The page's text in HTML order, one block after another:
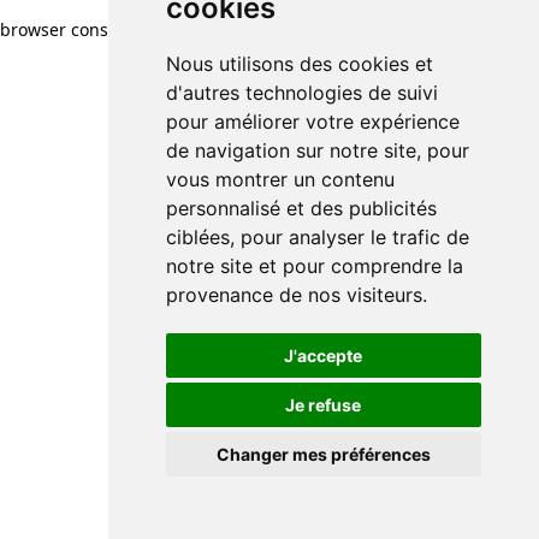
cookies
Nous utilisons des cookies et
d'autres technologies de suivi
pour améliorer votre expérience
de navigation sur notre site, pour
vous montrer un contenu
personnalisé et des publicités
ciblées, pour analyser le trafic de
notre site et pour comprendre la
provenance de nos visiteurs.
J'accepte
Je refuse
Changer mes préférences
browser console for more information)